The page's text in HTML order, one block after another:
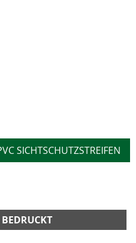
SICHTSCHUTZSTREIFEN